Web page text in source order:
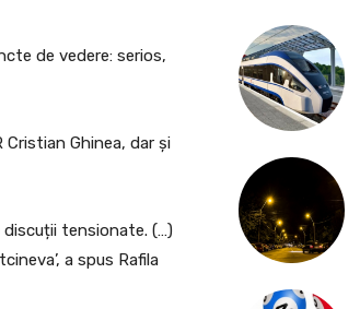
de vedere: serios,
Cristian Ghinea, dar și
discuții tensionate. (…)
a spus Rafila